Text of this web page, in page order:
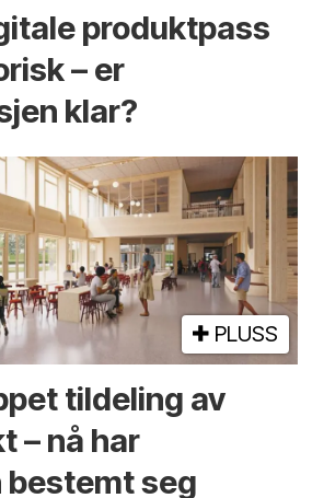
produktpass
– er
klar?
PLUSS
tildeling av
– nå har
bestemt seg